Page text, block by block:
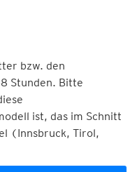
bzw. den
Stunden. Bitte
ist, das im Schnitt
(Innsbruck, Tirol,